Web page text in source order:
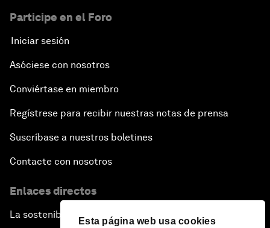
Esta página web usa cookies
Participe en el Foro
Iniciar sesión
Asóciese con nosotros
Conviértase en miembro
Regístrese para recibir nuestras notas de prensa
Suscríbase a nuestros boletines
Contacte con nosotros
Enlaces directos
La sostenibilidad en el Foro